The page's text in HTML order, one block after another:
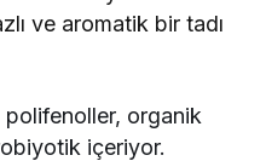
ve aromatik bir tadı
organik
içeriyor.